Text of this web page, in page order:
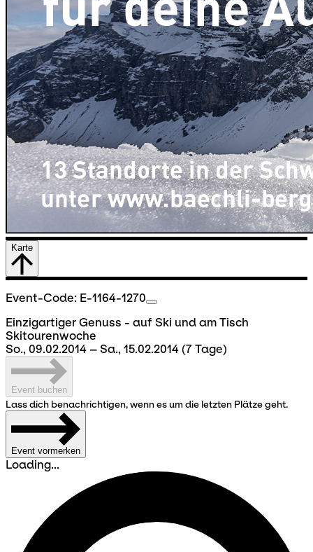
Karte
Event-Code: E-1164-1270
Einzigartiger Genuss - auf Ski und am Tisch
Skitourenwoche
So., 09.02.2014 – Sa., 15.02.2014 (7 Tage)
Event buchen
Lass dich benachrichtigen, wenn es um die letzten Plätze geht.
Event vormerken
Loading...